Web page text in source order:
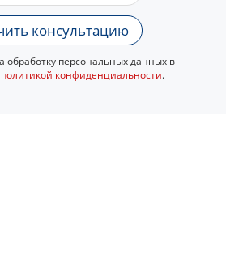
консультацию
обработку персональных данных в
политикой конфиденциальности.